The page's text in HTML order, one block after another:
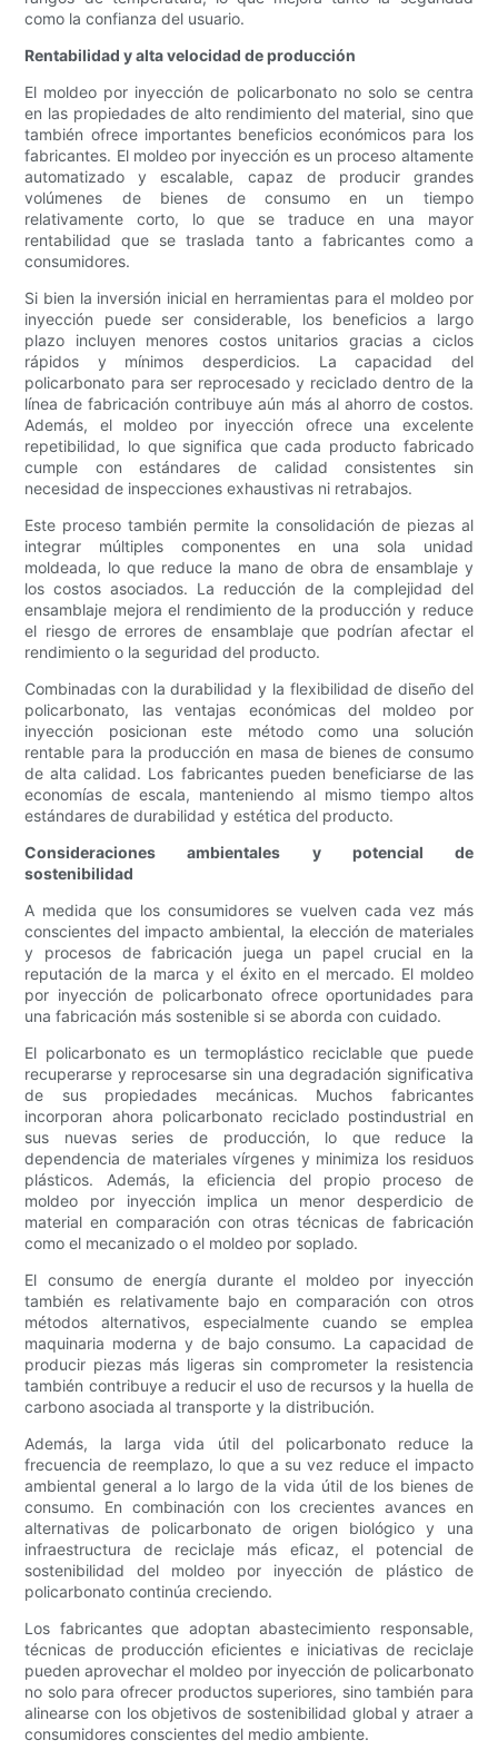
como la confianza del usuario.
Rentabilidad y alta velocidad de producción
El moldeo por inyección de policarbonato no solo se centra
en las propiedades de alto rendimiento del material, sino que
también ofrece importantes beneficios económicos para los
fabricantes. El moldeo por inyección es un proceso altamente
automatizado y escalable, capaz de producir grandes
volúmenes de bienes de consumo en un tiempo
relativamente corto, lo que se traduce en una mayor
rentabilidad que se traslada tanto a fabricantes como a
consumidores.
Si bien la inversión inicial en herramientas para el moldeo por
inyección puede ser considerable, los beneficios a largo
plazo incluyen menores costos unitarios gracias a ciclos
rápidos y mínimos desperdicios. La capacidad del
policarbonato para ser reprocesado y reciclado dentro de la
línea de fabricación contribuye aún más al ahorro de costos.
Además, el moldeo por inyección ofrece una excelente
repetibilidad, lo que significa que cada producto fabricado
cumple con estándares de calidad consistentes sin
necesidad de inspecciones exhaustivas ni retrabajos.
Este proceso también permite la consolidación de piezas al
integrar múltiples componentes en una sola unidad
moldeada, lo que reduce la mano de obra de ensamblaje y
los costos asociados. La reducción de la complejidad del
ensamblaje mejora el rendimiento de la producción y reduce
el riesgo de errores de ensamblaje que podrían afectar el
rendimiento o la seguridad del producto.
Combinadas con la durabilidad y la flexibilidad de diseño del
policarbonato, las ventajas económicas del moldeo por
inyección posicionan este método como una solución
rentable para la producción en masa de bienes de consumo
de alta calidad. Los fabricantes pueden beneficiarse de las
economías de escala, manteniendo al mismo tiempo altos
estándares de durabilidad y estética del producto.
Consideraciones ambientales y potencial de
sostenibilidad
A medida que los consumidores se vuelven cada vez más
conscientes del impacto ambiental, la elección de materiales
y procesos de fabricación juega un papel crucial en la
reputación de la marca y el éxito en el mercado. El moldeo
por inyección de policarbonato ofrece oportunidades para
una fabricación más sostenible si se aborda con cuidado.
El policarbonato es un termoplástico reciclable que puede
recuperarse y reprocesarse sin una degradación significativa
de sus propiedades mecánicas. Muchos fabricantes
incorporan ahora policarbonato reciclado postindustrial en
sus nuevas series de producción, lo que reduce la
dependencia de materiales vírgenes y minimiza los residuos
plásticos. Además, la eficiencia del propio proceso de
moldeo por inyección implica un menor desperdicio de
material en comparación con otras técnicas de fabricación
como el mecanizado o el moldeo por soplado.
El consumo de energía durante el moldeo por inyección
también es relativamente bajo en comparación con otros
métodos alternativos, especialmente cuando se emplea
maquinaria moderna y de bajo consumo. La capacidad de
producir piezas más ligeras sin comprometer la resistencia
también contribuye a reducir el uso de recursos y la huella de
carbono asociada al transporte y la distribución.
Además, la larga vida útil del policarbonato reduce la
frecuencia de reemplazo, lo que a su vez reduce el impacto
ambiental general a lo largo de la vida útil de los bienes de
consumo. En combinación con los crecientes avances en
alternativas de policarbonato de origen biológico y una
infraestructura de reciclaje más eficaz, el potencial de
sostenibilidad del moldeo por inyección de plástico de
policarbonato continúa creciendo.
Los fabricantes que adoptan abastecimiento responsable,
técnicas de producción eficientes e iniciativas de reciclaje
pueden aprovechar el moldeo por inyección de policarbonato
no solo para ofrecer productos superiores, sino también para
alinearse con los objetivos de sostenibilidad global y atraer a
consumidores conscientes del medio ambiente.